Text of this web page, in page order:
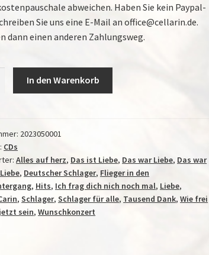
abweichen. Haben Sie kein Paypal-
Sie uns eine E-Mail an office@cellarin.de.
dann einen anderen Zahlungsweg.
In den Warenkorb
2023050001
CDs
Alles auf herz, Das ist Liebe, Das war Liebe, Das war
, Deutscher Schlager, Flieger in den
, Hits, Ich frag dich nich noch mal, Liebe,
,Schlager,Schlager für alle, Tausend Dank,Wie frei
sein,Wunschkonzert